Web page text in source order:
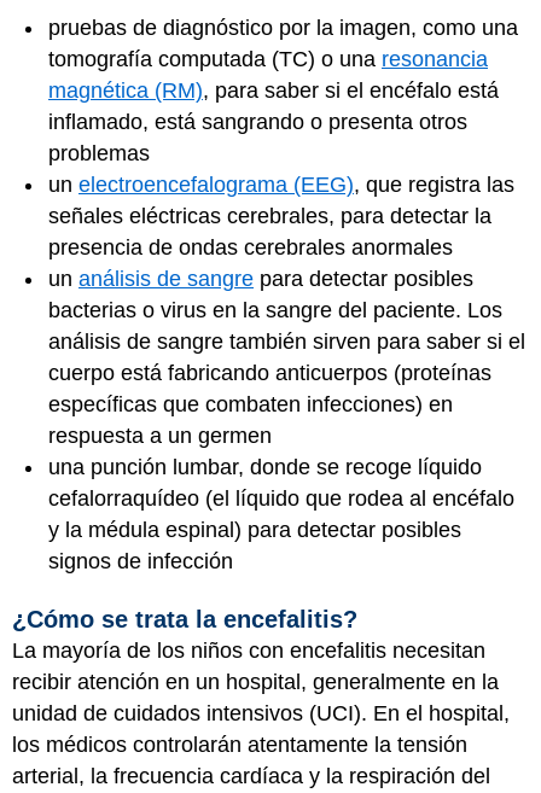
pruebas de diagnóstico por la imagen, como una
tomografía computada (TC) o una resonancia
magnética (RM), para saber si el encéfalo está
inflamado, está sangrando o presenta otros
problemas
un electroencefalograma (EEG), que registra las
señales eléctricas cerebrales, para detectar la
presencia de ondas cerebrales anormales
un análisis de sangre para detectar posibles
bacterias o virus en la sangre del paciente. Los
análisis de sangre también sirven para saber si el
cuerpo está fabricando anticuerpos (proteínas
específicas que combaten infecciones) en
respuesta a un germen
una punción lumbar, donde se recoge líquido
cefalorraquídeo (el líquido que rodea al encéfalo
y la médula espinal) para detectar posibles
signos de infección
¿Cómo se trata la encefalitis?
La mayoría de los niños con encefalitis necesitan
recibir atención en un hospital, generalmente en la
unidad de cuidados intensivos (UCI). En el hospital,
los médicos controlarán atentamente la tensión
arterial, la frecuencia cardíaca y la respiración del